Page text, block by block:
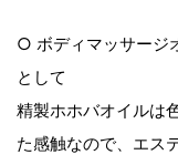
○ ボディマッサージ
として
精製ホホバオイルは
た感触なので、エス